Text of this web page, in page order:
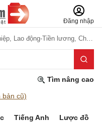
Đăng nhập
Lao động-Tiền lương, Chính sách
Tìm nâng cao
bản cũ)
Tiếng Anh Lược đồ